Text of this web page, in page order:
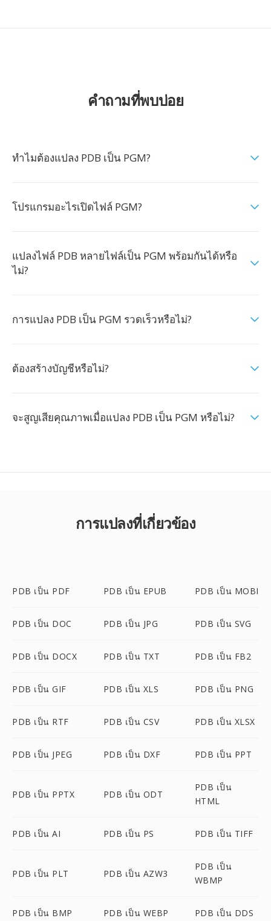
คำถามที่พบบ่อย
ทำไมต้องแปลง PDB เป็น PGM?
โปรแกรมอะไรเปิดไฟล์ PGM?
แปลงไฟล์ PDB หลายไฟล์เป็น PGM พร้อมกันได้หรือ
ไม่?
การแปลง PDB เป็น PGM รวดเร็วหรือไม่?
ต้องสร้างบัญชีหรือไม่?
จะสูญเสียคุณภาพเมื่อแปลง PDB เป็น PGM หรือไม่?
การแปลงที่เกี่ยวข้อง
PDB เป็น PDF PDB เป็น EPUB PDB เป็น MOBI
PDB เป็น DOC PDB เป็น JPG PDB เป็น SVG
PDB เป็น DOCX PDB เป็น TXT PDB เป็น FB2
PDB เป็น GIF PDB เป็น XLS PDB เป็น PNG
PDB เป็น RTF PDB เป็น CSV PDB เป็น XLSX
PDB เป็น JPEG PDB เป็น DXF PDB เป็น PPT
PDB เป็น PPTX PDB เป็น ODT
PDB เป็น
HTML
PDB เป็น AI PDB เป็น PS PDB เป็น TIFF
PDB เป็น PLT PDB เป็น AZW3
PDB เป็น
WBMP
PDB เป็น BMP PDB เป็น WEBP PDB เป็น DDS